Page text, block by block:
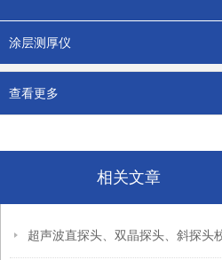
涂层测厚仪
查看更多
相关文章